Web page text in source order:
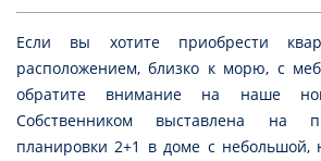
Если вы хотите приобрести
расположением, близко к морю, с
обратите внимание на наше
Собственником выставлена на
планировки 2+1 в доме с небольшой,